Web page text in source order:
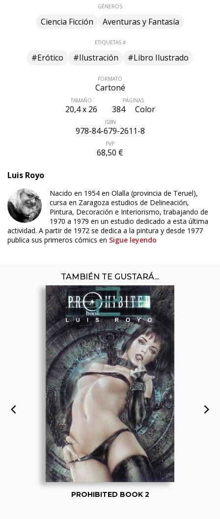
míticos títulos Apocalypse, 110 Katanas y Akelarre,
reunido ahora en un cofre que hará las delicias de los
seguidores de uno de nuestros creadores más
internacionales. Un viaje a un futuro postapocalíptico
en compañía del personaje más emblemático de Royo y
GÉNEROS
Ciencia Ficción Aventuras y Fantasía
ETIQUETAS #
#Erótico #Ilustración #Libro Ilustrado
FORMATO
Cartoné
TAMAÑO
20,4 x 26
PÁGINAS
384 Color
ISBN
978-84-679-2611-8
PVP
68,50 €
Luis Royo
Nacido en 1954 en Olalla (provincia de Teruel),
cursa en Zaragoza estudios de Delineación,
Pintura, Decoración e Interiorismo, trabajando de
1970 a 1979 en un estudio dedicado a esta última
actividad. A partir de 1972 se dedica a la pintura y desde 1977
publica sus primeros cómics en Sigue leyendo
TAMBIÉN TE GUSTARÁ...
PROHIBITED BOOK 2